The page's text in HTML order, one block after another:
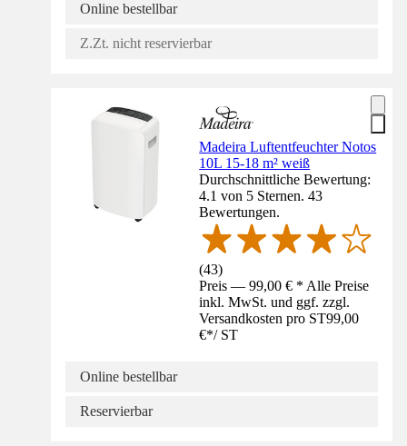
Online bestellbar
Z.Zt. nicht reservierbar
Madeira Luftentfeuchter Notos
10L 15-18 m² weiß
Durchschnittliche Bewertung:
4.1 von 5 Sternen. 43
Bewertungen.
(43)
Preis — 99,00 € * Alle Preise
inkl. MwSt. und ggf. zzgl.
Versandkosten pro ST99,00
€*/ ST
Online bestellbar
Reservierbar